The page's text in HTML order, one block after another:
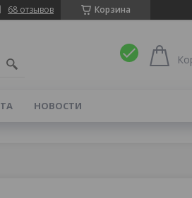
Корзина
68 отзывов
НОВОСТИ